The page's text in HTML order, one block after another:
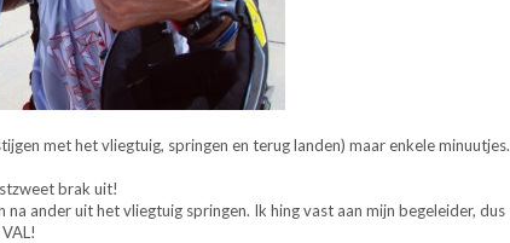
met het vliegtuig, springen en terug landen) maar enkele minuutjes.
brak uit!
ander uit het vliegtuig springen. Ik hing vast aan mijn begeleider, dus